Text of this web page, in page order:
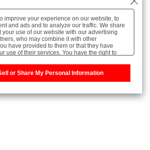
improve your experience on our website, to
and ads and to analyze our traffic. We share
your use of our website with our advertising
who may combine it with other
have provided to them or that they have
use of their services. You have the right to
Sell or Share My Personal Information] to
settings on our website.Privacy Policy
or Share My Personal Information